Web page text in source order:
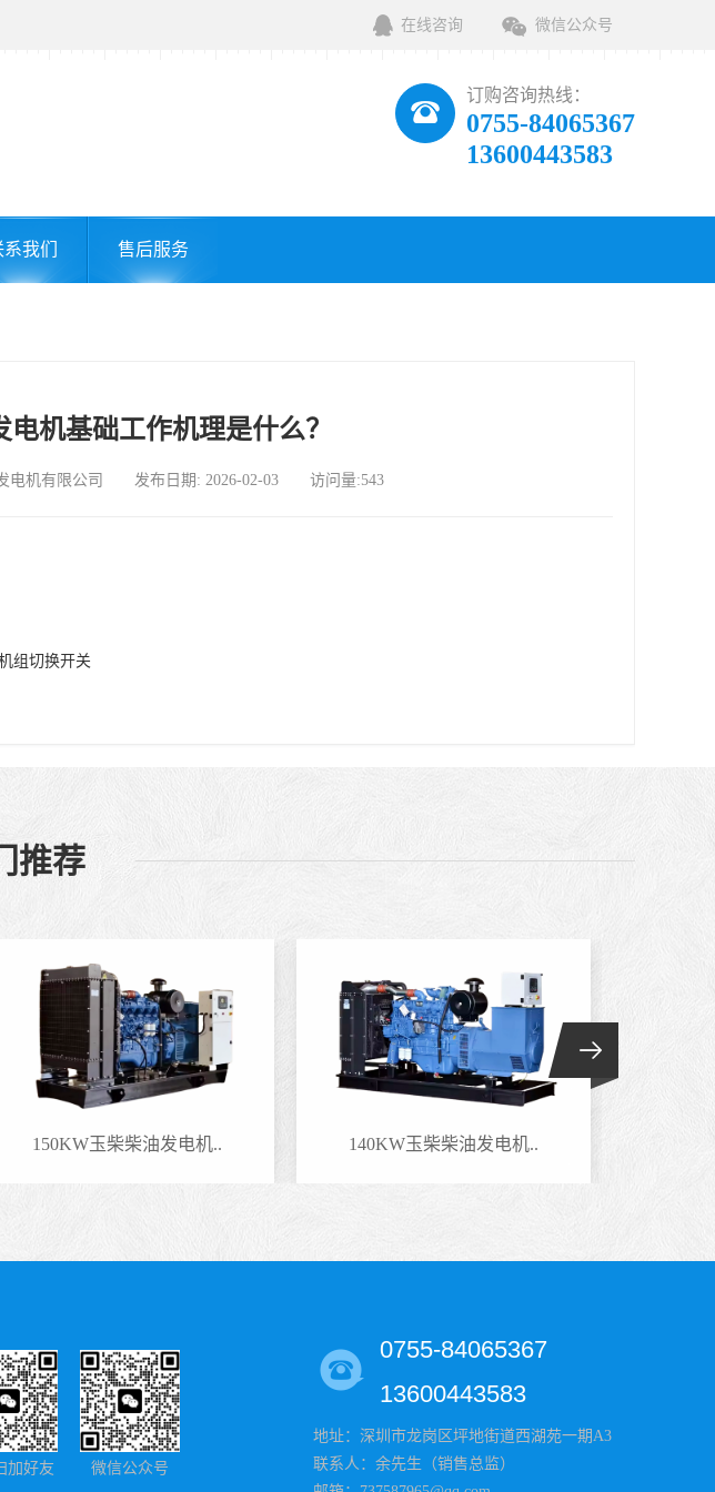
在线咨询 微信公众号
订购咨询热线：
0755-84065367
13600443583
我们 售后服务
电机基础工作机理是什么？
发电机有限公司 发布日期: 2026-02-03 访问量:543
组切换开关
推荐
140KW玉柴柴油发电机.. 100KW玉柴柴油发电机..
加好友 微信公众号
0755-84065367
13600443583
地址：深圳市龙岗区坪地街道西湖苑一期A3
联系人：余先生（销售总监）